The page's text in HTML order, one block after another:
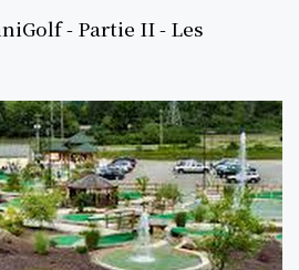
- Partie II - Les